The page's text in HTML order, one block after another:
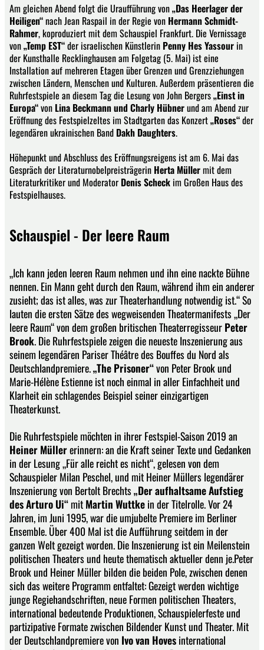
Am gleichen Abend folgt die Uraufführung von„Das Heerlager der
Heiligen“nach Jean Raspail in der Regie von Hermann Schmidt-
Rahmer, koproduziert mit dem Schauspiel Frankfurt. Die Vernissage
von„Temp EST“der israelischen Künstlerin Penny Hes Yassour in
der Kunsthalle Recklinghausen am Folgetag (5. Mai) ist eine
Installation auf mehreren Etagen über Grenzen und Grenzziehungen
zwischen Ländern, Menschen und Kulturen. Außerdem präsentieren die
Ruhrfestspiele an diesem Tag die Lesung von John Bergers„Einst in
Europa“von Lina Beckmann und Charly Hübnerund am Abend zur
Eröffnung des Festspielzeltes im Stadtgarten das Konzert„Roses“der
legendären ukrainischen Band Dakh Daughters.
Höhepunkt und Abschluss des Eröffnungsreigens ist am 6. Mai das
Gespräch der Literaturnobelpreisträgerin Herta Müllermit dem
Literaturkritiker und Moderator Denis Scheck im Großen Haus des
Festspielhauses.
Schauspiel - Der leere Raum
„Ich kann jeden leeren Raum nehmen und ihn eine nackte Bühne
nennen. Ein Mann geht durch den Raum, während ihm ein anderer
zusieht; das ist alles, was zur Theaterhandlung notwendig ist.“ So
lauten die ersten Sätze des wegweisenden Theatermanifests „Der
leere Raum“ von dem großen britischen TheaterregisseurPeter
Brook. Die Ruhrfestspiele zeigen die neueste Inszenierung aus
seinem legendären Pariser Théâtre des Bouffes du Nord als
Deutschlandpremiere.„The Prisoner“von Peter Brook und
Marie-Hélène Estienne ist noch einmal in aller Einfachheit und
Klarheit ein schlagendes Beispiel seiner einzigartigen
Theaterkunst.
Die Ruhrfestspiele möchten in ihrer Festspiel-Saison 2019 an
Heiner Müllererinnern: an die Kraft seiner Texte und Gedanken
in der Lesung „Für alle reicht es nicht“, gelesen von dem
Schauspieler Milan Peschel, und mit Heiner Müllers legendärer
Inszenierung von Bertolt Brechts„Der aufhaltsame Aufstieg
des Arturo Ui“mitMartin Wuttkein der Titelrolle. Vor 24
Jahren, im Juni 1995, war die umjubelte Premiere im Berliner
Ensemble. Über 400 Mal ist die Aufführung seitdem in der
ganzen Welt gezeigt worden. Die Inszenierung ist ein Meilenstein
politischen Theaters und heute thematisch aktueller denn je.Peter
Brook und Heiner Müller bilden die beiden Pole, zwischen denen
sich das weitere Programm entfaltet: Gezeigt werden wichtige
junge Regiehandschriften, neue Formen politischen Theaters,
international bedeutende Produktionen, Schauspielerfeste und
partizipative Formate zwischen Bildender Kunst und Theater. Mit
der Deutschlandpremiere von Ivo van Hovesinternational